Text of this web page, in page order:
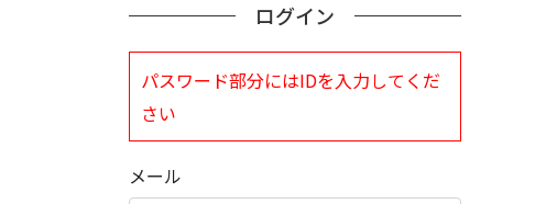
ログイン
パスワード部分にはIDを入力してくだ
さい
メール